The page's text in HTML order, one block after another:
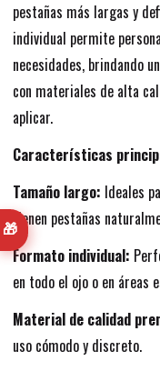
🎁
pestañas más largas y
individual permite
necesidades, brindando
con materiales de alta
aplicar.
Características
Tamaño largo: Ideales
tienen pestañas
Formato individual:
en todo el ojo o en áreas
Material de calidad
uso cómodo y discreto.